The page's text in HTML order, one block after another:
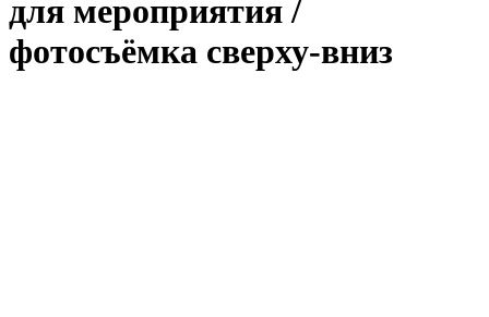
для мероприятия /
фотосъёмка сверху-вниз